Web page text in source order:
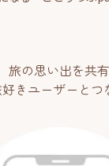
旅の思い出を共有
きユーザーとつ